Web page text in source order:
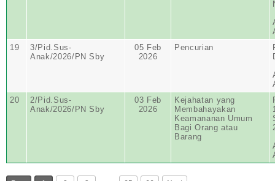
19
3/Pid.Sus-
Anak/2026/PN Sby
05 Feb
2026
Pencurian
20
2/Pid.Sus-
Anak/2026/PN Sby
03 Feb
2026
Kejahatan yang
Membahayakan
Keamananan Umum
Bagi Orang atau
Barang